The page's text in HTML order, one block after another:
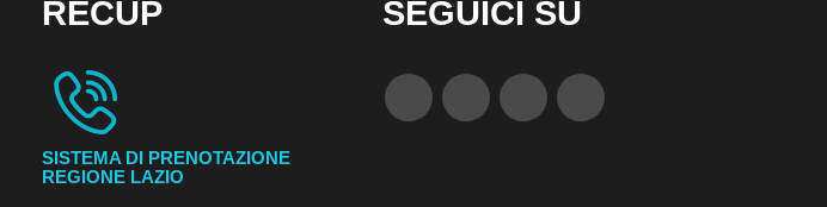
RECUP
SISTEMA DI PRENOTAZIONE
REGIONE LAZIO
SEGUICI SU